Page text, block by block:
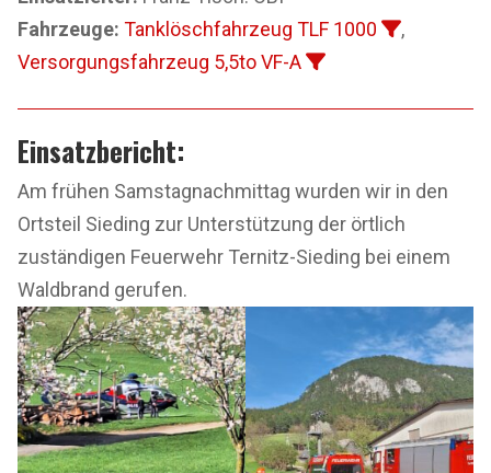
Fahrzeuge: Tanklöschfahrzeug TLF 1000
,
Versorgungsfahrzeug 5,5to VF-A
Einsatzbericht:
Am frühen Samstagnachmittag wurden wir in den
Ortsteil Sieding zur Unterstützung der örtlich
zuständigen Feuerwehr Ternitz-Sieding bei einem
Waldbrand gerufen.